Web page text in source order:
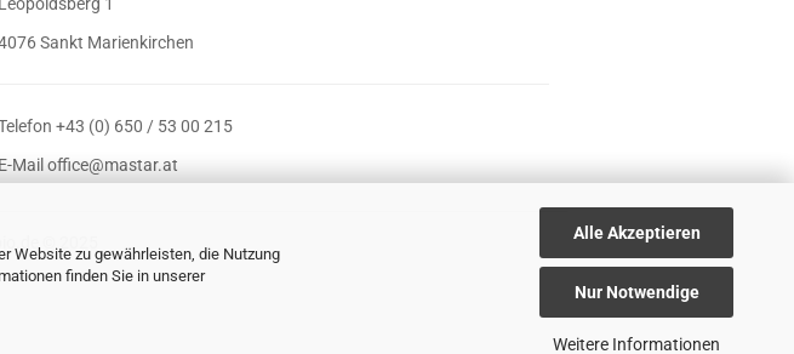
Website zu gewährleisten, die Nutzung
finden Sie in unserer
Alle Akzeptieren
Nur Notwendige
Weitere Informationen
Sankt Marienkirchen
+43 (0) 650 / 53 00 215
E-Mail office@mastar.at